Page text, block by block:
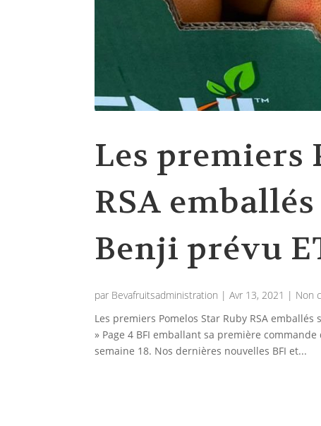
Les premiers
RSA
Benji prévu
par Bevafruitsadministration |Avr 13, 2021 | Non
Les premiers Pomelos Star Ruby RSA
» Page 4 BFI emballant sa première commande
semaine 18. Nos dernières nouvelles BFI et...